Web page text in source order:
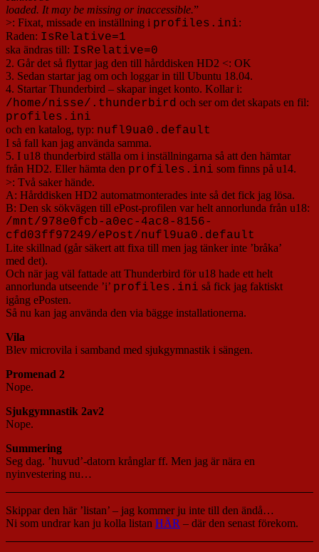
loaded. It may be missing or inaccessible.”
>: Fixat, missade en inställning i profiles.ini:
Raden: IsRelative=1
ska ändras till: IsRelative=0
2. Går det så flyttar jag den till hårddisken HD2 <: OK
3. Sedan startar jag om och loggar in till Ubuntu 18.04.
4. Startar Thunderbird – skapar inget konto. Kollar i:
/home/nisse/.thunderbird och ser om det skapats en fil:
profiles.ini
och en katalog, typ: nufl9ua0.default
I så fall kan jag använda samma.
5. I u18 thunderbird ställa om i inställningarna så att den hämtar
från HD2. Eller hämta den profiles.ini som finns på u14.
>: Två saker hände.
A: Hårddisken HD2 automatmonterades inte så det fick jag lösa.
B: Den sk sökvägen till ePost-profilen var helt annorlunda från u18:
/mnt/978e0fcb-a0ec-4ac8-8156-
cfd03ff97249/ePost/nufl9ua0.default
Lite skillnad (går säkert att fixa till men jag tänker inte ’bråka’
med det).
Och när jag väl fattade att Thunderbird för u18 hade ett helt
annorlunda utseende ’i’ profiles.ini så fick jag faktiskt
igång ePosten.
Så nu kan jag använda den via bägge installationerna.
Vila
Blev microvila i samband med sjukgymnastik i sängen.
Promenad 2
Nope.
Sjukgymnastik 2av2
Nope.
Summering
Seg dag. ’huvud’-datorn krånglar ff. Men jag är nära en
nyinvestering nu…
Skippar den här ’listan’ – jag kommer ju inte till den ändå…
Ni som undrar kan ju kolla listan HÄR – där den senast förekom.